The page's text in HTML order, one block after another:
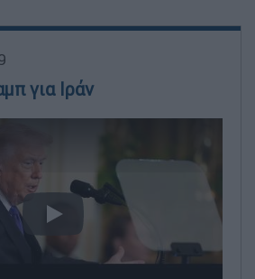
για Ιράν
video